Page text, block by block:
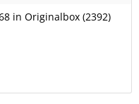
in Originalbox (2392)